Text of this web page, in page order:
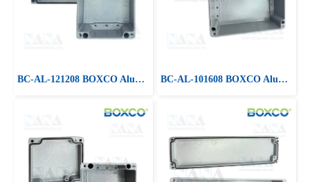
BC-AL-121208 BOXCO Alumminum Enclosure Box BC-AL-101608 BOXCO Alumminum Enclosure Box